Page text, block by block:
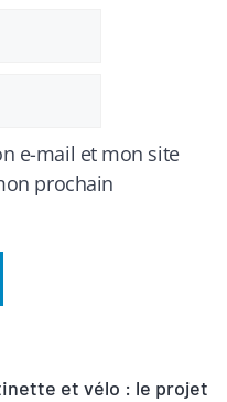
e-mail et mon site
prochain
et vélo : le projet